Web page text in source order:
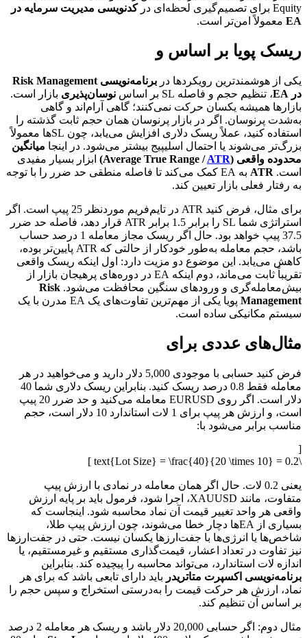
Equity برای تصمیم‌گیری لحظه‌ای در
کدنویسی مدیریت سرمایه در
EA معمولاً امن‌تر است.
ریسک پویا بر اساس و
یکی از هوشمندترین رویکردها در
برنامه‌نویسی Risk Management
در EA
، تنظیم حجم و فاصله SL بر اساس نوسان‌پذیری بازار است.
بازارها همیشه یکسان حرکت نمی‌کنند؛ گاهی آرام‌اند و گاهی
به‌شدت پرنوسان. اگر در بازار پرنوسان همان حجم ثابت گذشته را
استفاده کنید، عملاً ریسک دلاری افزایش می‌یابد، چون SLها معمولاً
بزرگ‌تر می‌شوند یا احتمال اسلیپیج بیشتر می‌شود. در اینجا میانگین
محدوده واقعی (Average True Range /ATR
) ابزار بسیار مفیدی
است. ATR
به EA کمک می‌کند تا فاصله منطقی حد ضرر را با توجه
به رفتار فعلی بازار تعیین کند.
برای مثال، فرض کنید ATR در تایم‌فریم موردنظر 25 پیپ است. اگر
استراتژی شما SL را برابر 1.5 برابر ATR قرار دهد، فاصله حد ضرر
37.5 پیپ خواهد بود. حال اگر ریسک مجاز معامله 1 درصد حساب
باشد، حجم معامله به‌طور خودکار از حالتی که ATR پایین‌تر بوده،
کاهش می‌یابد. این موضوع دو مزیت دارد: اول اینکه ریسک واقعی
تقریباً ثابت می‌ماند، دوم اینکه EA در دوره‌های پرهیجان بازار از
بیش‌معامله‌گری و ورودهای سنگین محافظت می‌شود. Risk
Management
پویا یکی از مهم‌ترین تفاوت‌های یک EA مدرن با یک
سیستم مکانیکی ساده است.
مثال‌های عددی برای
فرض کنید حسابی با موجودی 5,000 دلار دارید و می‌خواهید در هر
معامله فقط 0.8 درصد ریسک کنید. بنابراین ریسک دلاری شما 40
دلار است. اگر روی EURUSD معامله می‌کنید و حد ضرر 20 پیپ
است، و ارزش هر پیپ برای 1 لات استاندارد 10 دلار است، حجم
مناسب برابر می‌شود با:
[
\text{Lot Size} = \frac{40}{20 \times 10} = 0.2 ]
یعنی 0.2 لات. حال اگر همان معامله در نمادی با ارزش پیپ
متفاوت، مانند XAUUSD، اجرا شود، فرمول باید بر پایه ارزش
واقعی هر واحد تغییر قیمت آن نماد محاسبه شود. اینجاست که
بسیاری از EAها دچار خطا می‌شوند، چون ارزش پیپ طلا،
شاخص‌ها یا انرژی‌ها با جفت‌ارزها یکسان نیست. حتی در جفت‌ارزها
نیز تفاوت در تعداد اعشار، قیمت‌گذاری مستقیم و غیرمستقیم، یا
اندازه لات استاندارد، می‌تواند محاسبه را پیچیده کند. بنابراین
برنامه‌نویسی اکسپرت متاتریدر باید دارای تابعی باشد که برای هر
نماد، ارزش هر حرکت قیمت را به‌درستی استخراج و سپس حجم را
بر اساس آن تنظیم کند.
مثال دوم: اگر حسابی 20,000 دلار باشد و ریسک هر معامله 2 درصد